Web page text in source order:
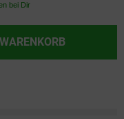
bei Dir
WARENKORB